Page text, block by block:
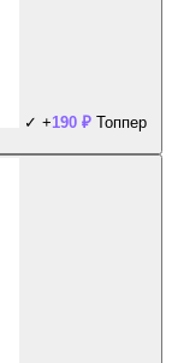
✓ +190 ₽ Топпер